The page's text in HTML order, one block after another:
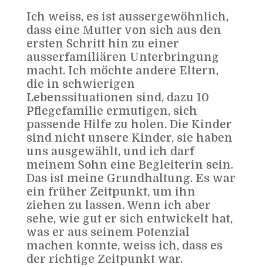
Ich weiss, es ist aussergewöhnlich,
dass eine Mutter von sich aus den
ersten Schritt hin zu einer
ausserfamiliären Unterbringung
macht. Ich möchte andere Eltern,
die in schwierigen
Lebenssituationen sind, dazu 10
Pflegefamilie ermutigen, sich
passende Hilfe zu holen. Die Kinder
sind nicht unsere Kinder, sie haben
uns ausgewählt, und ich darf
meinem Sohn eine Begleiterin sein.
Das ist meine Grundhaltung. Es war
ein früher Zeitpunkt, um ihn
ziehen zu lassen. Wenn ich aber
sehe, wie gut er sich entwickelt hat,
was er aus seinem Potenzial
machen konnte, weiss ich, dass es
der richtige Zeitpunkt war.